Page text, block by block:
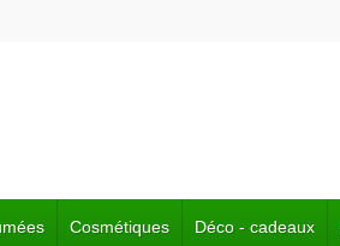
Cosmétiques Déco - cadeaux